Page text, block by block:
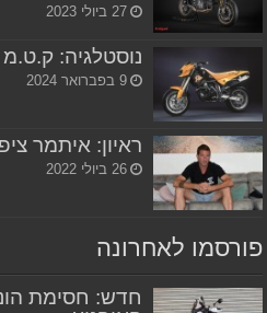
27 ביולי 2023
נוסטלגיה: ק.ט.מ 620 דיוק המקורי
9 בפברואר 2024
ראיון: איתמר
26 ביולי 2022
פורסמו לאחרונה
חדש: חסימת